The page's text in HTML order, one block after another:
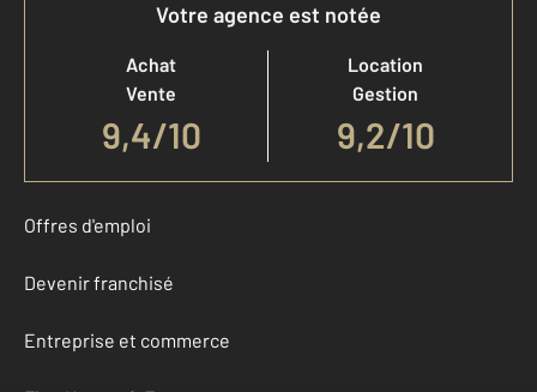
Votre agence est notée
Achat
Vente
9,4/10
Location
Gestion
9,2/10
Offres d'emploi
Devenir franchisé
Entreprise et commerce